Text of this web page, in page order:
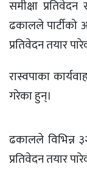
समीक्षा
ढकालले पार्टीको
प्रतिवेदन तयार
रास्वपाका
गरेका हुन्।
ढकालले विभिन्न
प्रतिवेदन तयार